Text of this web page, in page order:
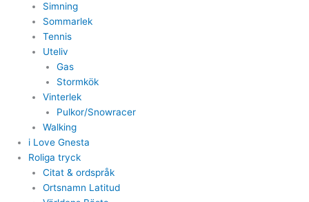
Simning
Sommarlek
Tennis
Uteliv
Gas
Stormkök
Vinterlek
Pulkor/Snowracer
Walking
i Love Gnesta
Roliga tryck
Citat & ordspråk
Ortsnamn Latitud